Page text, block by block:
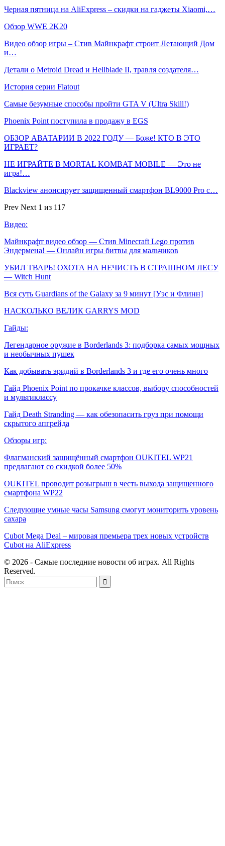
Черная пятница на AliExpress – скидки на гаджеты Xiaomi,…
Обзор WWE 2K20
Видео обзор игры – Стив Майнкрафт строит Летающий Дом
и…
Детали о Metroid Dread и Hellblade II, травля создателя…
История серии Flatout
Самые безумные способы пройти GTA V (Ultra Skill!)
Phoenix Point поступила в продажу в EGS
ОБЗОР АВАТАРИИ В 2022 ГОДУ — Боже! КТО В ЭТО
ИГРАЕТ?
НЕ ИГРАЙТЕ В MORTAL KOMBAT MOBILE — Это не
игра!…
Blackview анонсирует защищенный смартфон BL9000 Pro с…
Prev Next 1 из 117
Видео:
Майнкрафт видео обзор — Стив Minecraft Lego против
Эндермена! — Онлайн игры битвы для мальчиков
УБИЛ ТВАРЬ! ОХОТА НА НЕЧИСТЬ В СТРАШНОМ ЛЕСУ
— Witch Hunt
Вся суть Guardians of the Galaxy за 9 минут [Уэс и Флинн]
НАСКОЛЬКО ВЕЛИК GARRYS MOD
Гайды:
Легендарное оружие в Borderlands 3: подборка самых мощных
и необычных пушек
Как добывать эридий в Borderlands 3 и где его очень много
Гайд Phoenix Point по прокачке классов, выбору способностей
и мультиклассу
Гайд Death Stranding — как обезопасить груз при помощи
скрытого апгрейда
Обзоры игр:
Флагманский защищённый смартфон OUKITEL WP21
предлагают со скидкой более 50%
OUKITEL проводит розыгрыш в честь выхода защищенного
смартфона WP22
Следующие умные часы Samsung смогут мониторить уровень
сахара
Cubot Mega Deal – мировая премьера трех новых устройств
Cubot на AliExpress
© 2026 - Самые последние новости об играх. All Rights
Reserved.